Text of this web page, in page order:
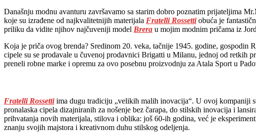
Današnju modnu avanturu završavamo sa starim dobro poznatim prijateljima
koje su izrađene od najkvalitetnijih materijala Fratelli Rossettiobuća je
priliku da vidite njihov najčuveniji model Brera u mojim modnim pričama iz
Koja je priča ovog brenda? Sredinom 20. veka, tačnije 1945. godine, gospodin
cipele su se prodavale u čuvenoj prodavnici Brigatti u Milanu, jednoj od retkih
preneli robne marke i opremu za ovo posebnu proizvodnju za Atala Sport u
Fratelli Rossettiima dugu tradiciju „velikih malih inovacija“. U ovoj kompaniji
pronalaska cipela dizajniranih za nošenje bez čarapa, do stilskih inovacija i
prihvatanja novih materijala, stilova i oblika: još 60-ih godina, već je
znanju svojih majstora i kreativnom duhu stilskog odeljenja.